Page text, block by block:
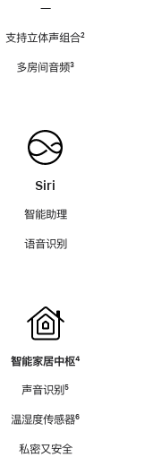
—
支持立体声组合脚
²
多房间音频脚
³
Siri
智能助理
语音识别
智能家居中枢脚
⁴
声音识别脚
⁵
温湿度传感器脚
⁶
私密又安全